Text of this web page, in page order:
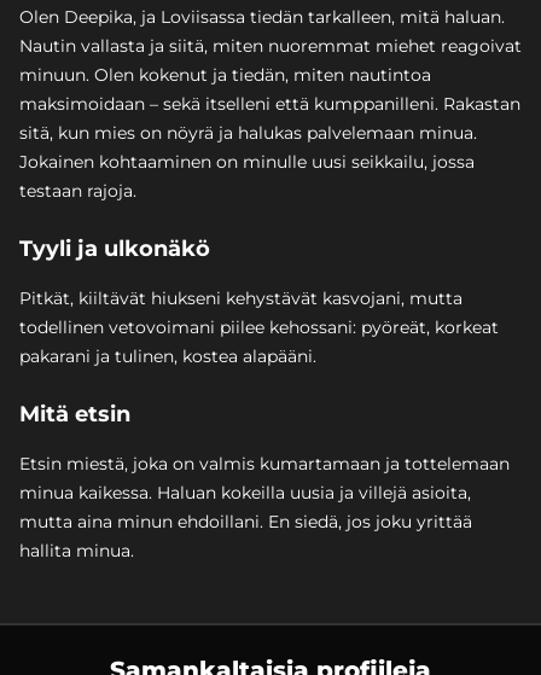
Olen Deepika, ja Loviisassa tiedän tarkalleen, mitä haluan.
Nautin vallasta ja siitä, miten nuoremmat miehet reagoivat
minuun. Olen kokenut ja tiedän, miten nautintoa
maksimoidaan – sekä itselleni että kumppanilleni. Rakastan
sitä, kun mies on nöyrä ja halukas palvelemaan minua.
Jokainen kohtaaminen on minulle uusi seikkailu, jossa
testaan rajoja.
Tyyli ja ulkonäkö
Pitkät, kiiltävät hiukseni kehystävät kasvojani, mutta
todellinen vetovoimani piilee kehossani: pyöreät, korkeat
pakarani ja tulinen, kostea alapääni.
Mitä etsin
Etsin miestä, joka on valmis kumartamaan ja tottelemaan
minua kaikessa. Haluan kokeilla uusia ja villejä asioita,
mutta aina minun ehdoillani. En siedä, jos joku yrittää
hallita minua.